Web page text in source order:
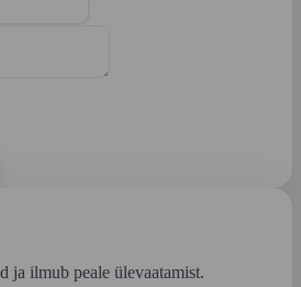
ja ilmub peale ülevaatamist.